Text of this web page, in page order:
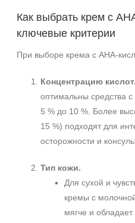
Как выбрать крем с
ключевые критерии
При выборе крема с
Концентрацию кислот.
оптимальны средства
5 % до 10 %. Более
15 %) подходят для
осторожности и
Тип кожи.
Для сухой и
кремы с
мягче и
+7 (929)